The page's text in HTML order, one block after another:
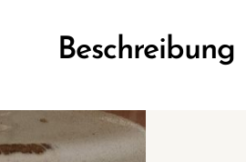
Beschreibung